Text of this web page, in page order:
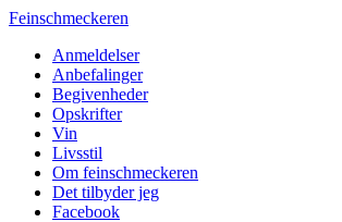
Feinschmeckeren
Anmeldelser
Anbefalinger
Begivenheder
Opskrifter
Vin
Livsstil
Om feinschmeckeren
Det tilbyder jeg
Facebook